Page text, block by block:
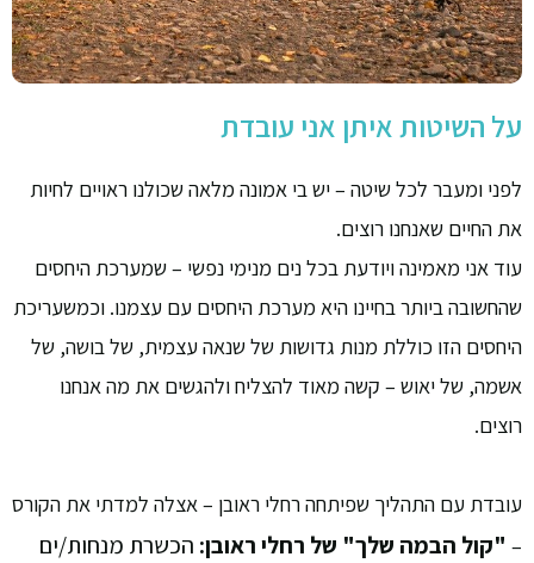
על השיטות איתן אני עובדת
לפני ומעבר לכל שיטה – יש בי אמונה מלאה שכולנו ראויים לחיות
את החיים שאנחנו רוצים.
עוד אני מאמינה ויודעת בכל נים מנימי נפשי – שמערכת היחסים
שהחשובה ביותר בחיינו היא מערכת היחסים עם עצמנו. וכמשעריכת
היחסים הזו כוללת מנות גדושות של שנאה עצמית, של בושה, של
אשמה, של יאוש – קשה מאוד להצליח ולהגשים את מה אנחנו
רוצים.
עובדת עם התהליך שפיתחה רחלי ראובן – אצלה למדתי את הקורס
– "קול הבמה שלך" של רחלי ראובן: הכשרת מנחות/ים